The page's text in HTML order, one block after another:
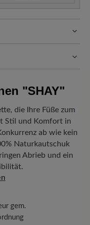
hergestellt.
- Für normale bis
% Kautschuk mit
Rückstellkraft.
Fußbett mit
Komfort.
Versandbestätigung.
Sie genau
gerade
"SHAY"
die Ihre Füße zum
Stil und Komfort in
ab wie kein
Naturkautschuk
Abrieb und ein
gem.